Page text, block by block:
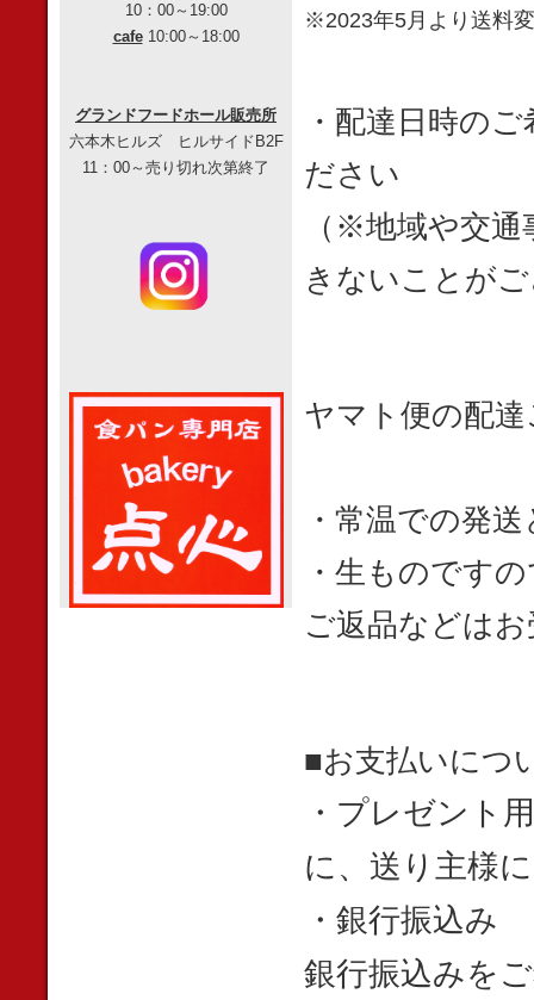
※2023年5月より送料
・配達日時の
ださい
（※地域や交
きないことが
ヤマト便の配
・常温での発
・生ものです
ご返品などは
■お支払いにつ
・プレゼント
に、送り主様
・銀行振込み
銀行振込みを
10：00～19:00
cafe10:00～18:00
グランドフードホール販売所
六本木ヒルズ ヒルサイドB2F
11：00～売り切れ次第終了